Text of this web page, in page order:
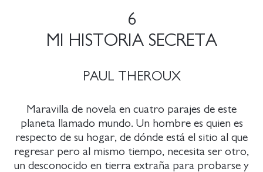
6
MI HISTORIA SECRETA
PAUL THEROUX
Maravilla de novela en cuatro parajes de este
planeta llamado mundo. Un hombre es quien es
respecto de su hogar, de dónde está el sitio al que
regresar pero al mismo tiempo, necesita ser otro,
un desconocido en tierra extraña para probarse y